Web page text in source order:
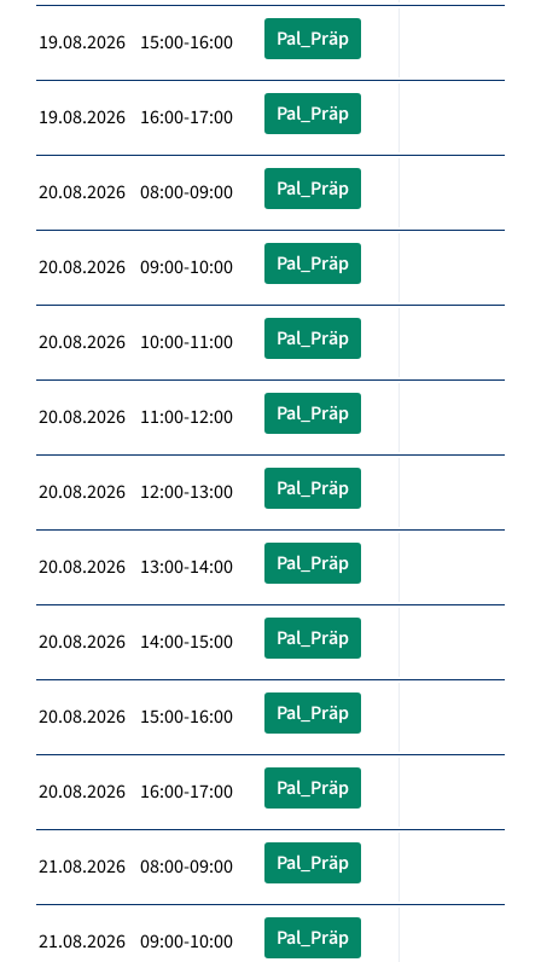
19.08.2026 15:00-16:00 Pal_Präp
19.08.2026 16:00-17:00 Pal_Präp
20.08.2026 08:00-09:00 Pal_Präp
20.08.2026 09:00-10:00 Pal_Präp
20.08.2026 10:00-11:00 Pal_Präp
20.08.2026 11:00-12:00 Pal_Präp
20.08.2026 12:00-13:00 Pal_Präp
20.08.2026 13:00-14:00 Pal_Präp
20.08.2026 14:00-15:00 Pal_Präp
20.08.2026 15:00-16:00 Pal_Präp
20.08.2026 16:00-17:00 Pal_Präp
21.08.2026 08:00-09:00 Pal_Präp
21.08.2026 09:00-10:00 Pal_Präp